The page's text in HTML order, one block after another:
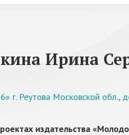
Ирина
Реутова Московской обл.,
издательства